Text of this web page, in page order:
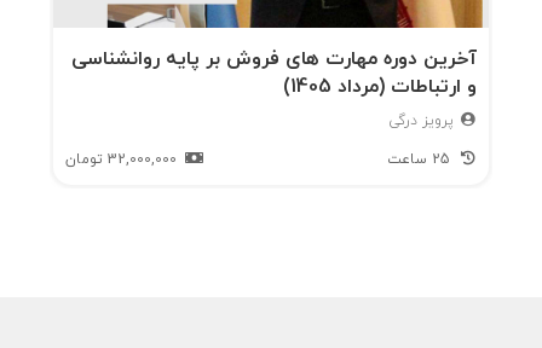
آخرین دوره مهارت های فروش بر پایه روانشناسی
و ارتباطات (مرداد 1405)
پرویز درگی
32,000,000 تومان